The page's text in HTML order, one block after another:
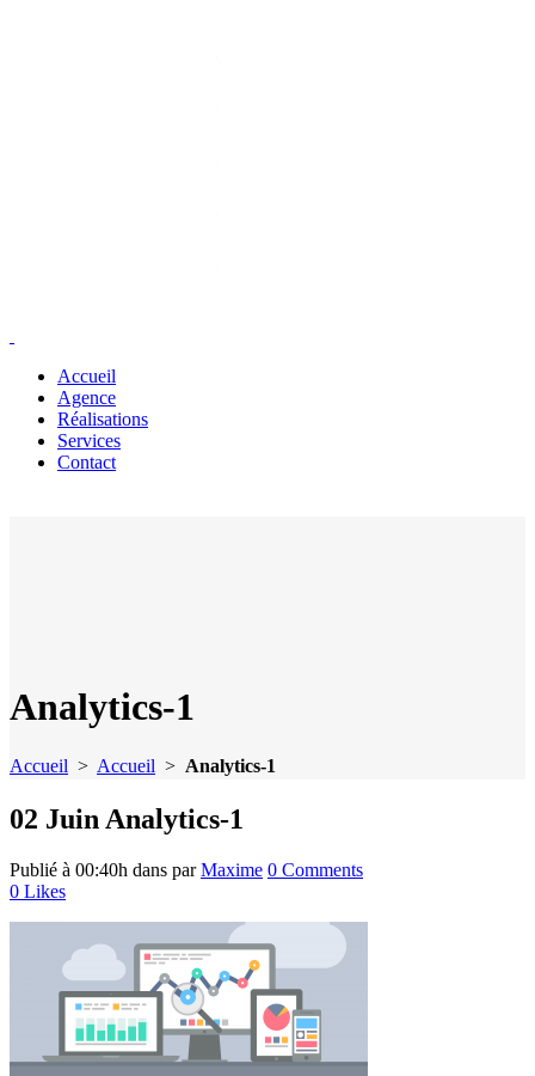
Accueil
Agence
Réalisations
Services
Contact
Analytics-1
Accueil > Accueil > Analytics-1
02 Juin Analytics-1
Publié à 00:40h dans parMaxime 0 Comments
0 Likes